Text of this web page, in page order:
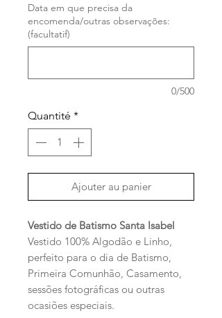
Data em que precisa da
encomenda/outras observações:
(facultatif)
0/500
Quantité *
Ajouter au panier
Vestido de Batismo Santa Isabel
Vestido 100% Algodão e Linho,
perfeito para o dia de Batismo,
Primeira Comunhão, Casamento,
sessões fotográficas ou outras
ocasiões especiais.